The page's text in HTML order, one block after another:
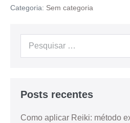
Categoria: Sem categoria
Posts recentes
Como aplicar Reiki: método